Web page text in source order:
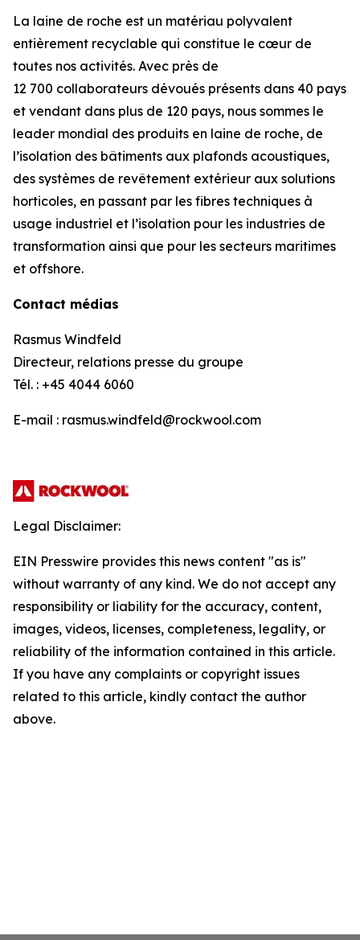
La laine de roche est un matériau polyvalent
entièrement recyclable qui constitue le cœur de
toutes nos activités. Avec près de
12 700 collaborateurs dévoués présents dans 40 pays
et vendant dans plus de 120 pays, nous sommes le
leader mondial des produits en laine de roche, de
l’isolation des bâtiments aux plafonds acoustiques,
des systèmes de revêtement extérieur aux solutions
horticoles, en passant par les fibres techniques à
usage industriel et l’isolation pour les industries de
transformation ainsi que pour les secteurs maritimes
et offshore.
Contact médias
Rasmus Windfeld
Directeur, relations presse du groupe
Tél. : +45 4044 6060
E-mail : rasmus.windfeld@rockwool.com
Legal Disclaimer:
EIN Presswire provides this news content "as is"
without warranty of any kind. We do not accept any
responsibility or liability for the accuracy, content,
images, videos, licenses, completeness, legality, or
reliability of the information contained in this article.
If you have any complaints or copyright issues
related to this article, kindly contact the author
above.